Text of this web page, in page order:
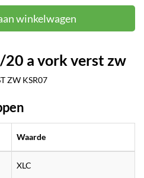
winkelwagen
20 a vork verst zw
ZW KSR07
Waarde
XLC